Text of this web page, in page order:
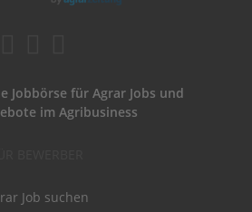
Jobbörse für Agrar Jobs und
im Agribusiness
Job suchen